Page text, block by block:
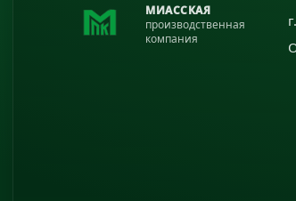
МИАССКАЯ
производственная
компания